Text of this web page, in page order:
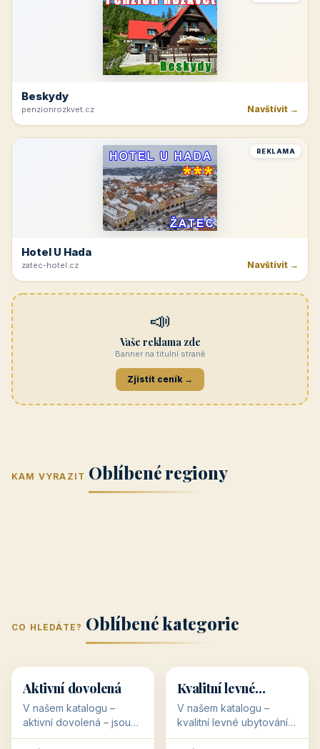
Beskydy
penzionrozkvet.cz Navštívit →
REKLAMA
Hotel U Hada
zatec-hotel.cz Navštívit →
📣
Vaše reklama zde
Banner na titulní straně
Zjistit ceník →
KAM VYRAZIT Oblíbené regiony
(Jihomoravský
kraj)
kraj)
Zlínský kraj Žilinský
Karlovarský
Střední Čechy
(Středočeský
CO HLEDÁTE? Oblíbené kategorie
🥾 36 objektů
Aktivní dovolená
V našem katalogu –
aktivní dovolená – jsou
pro Vás připraveny
💰
💰
34 objektů
Kvalitní levné
ubytování
V našem katalogu –
kvalitní levné ubytování –
jsou pro Vás připraveny